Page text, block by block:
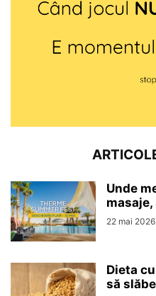
Unde
22 mai 2026
Dieta
să